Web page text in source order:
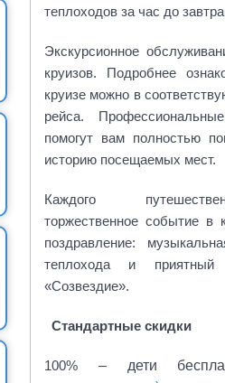
теплоходов за час до
Экскурсионное
круизов. Подробнее
круизе можно в
рейса.
помогут вам полностью
историю посещаемых мест.
Каждого
торжественное событие в
поздравление:
теплохода и
«Созвездие».
Стандартные скидки
100%– дети